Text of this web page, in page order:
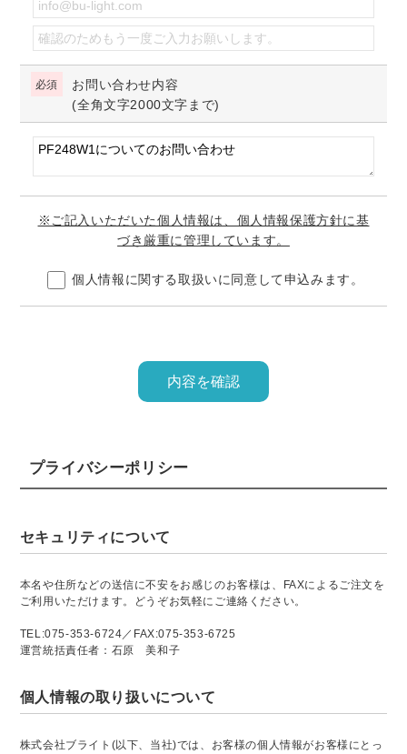
お問い合わせ内容
(全角文字2000文字まで)
※ご記入いただいた個人情報は、個人情報保護方針に基
づき厳重に管理しています。
個人情報に関する取扱いに同意して申込みます。
プライバシーポリシー
セキュリティについて
本名や住所などの送信に不安をお感じのお客様は、FAXによるご注文を
ご利用いただけます。どうぞお気軽にご連絡ください。
TEL:075-353-6724／FAX:075-353-6725
運営統括責任者：石原 美和子
個人情報の取り扱いについて
株式会社ブライト(以下、当社)では、お客様の個人情報がお客様にとっ